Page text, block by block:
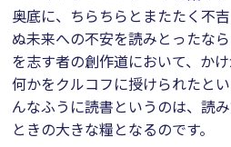
奥底に、ちらちらとまたたく不
ぬ未来への不安を読みとったな
を志す者の創作道において、か
何かをクルコフに授けられたと
んなふうに読書というのは、読
ときの大きな糧となるのです。